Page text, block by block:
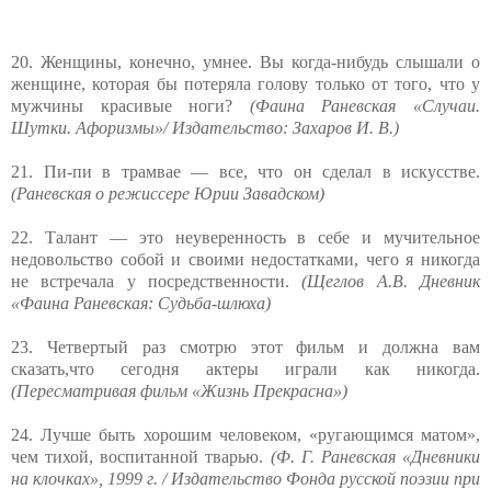
20. Женщины, конечно, умнее. Вы когда-нибудь слышали о
женщине, которая бы потеряла голову только от того, что у
мужчины красивые ноги? (Фаина Раневская «Случаи.
Шутки. Афоризмы»/ Издательство: Захаров И. В.)
21. Пи-пи в трамвае — все, что он сделал в искусстве.
(Раневская о режиссере Юрии Завадском)
22. Талант — это неуверенность в себе и мучительное
недовольство собой и своими недостатками, чего я никогда
не встречала у посредственности.(Щеглов А.В. Дневник
«Фаина Раневская: Судьба-шлюха)
23. Четвертый раз смотрю этот фильм и должна вам
сказать,что сегодня актеры играли как никогда.
(Пересматривая фильм «Жизнь Прекрасна»)
24. Лучше быть хорошим человеком, «ругающимся матом»,
чем тихой, воспитанной тварью. (Ф. Г. Раневская «Дневники
на клочках», 1999 г. / Издательство Фонда русской поэзии при